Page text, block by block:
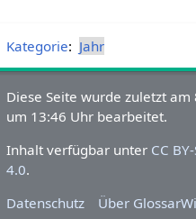
Kategorie: Jahr
Diese Seite wurde zuletzt am
um 13:46 Uhr bearbeitet.
Inhalt verfügbar unter CC
4.0.
Datenschutz
Über